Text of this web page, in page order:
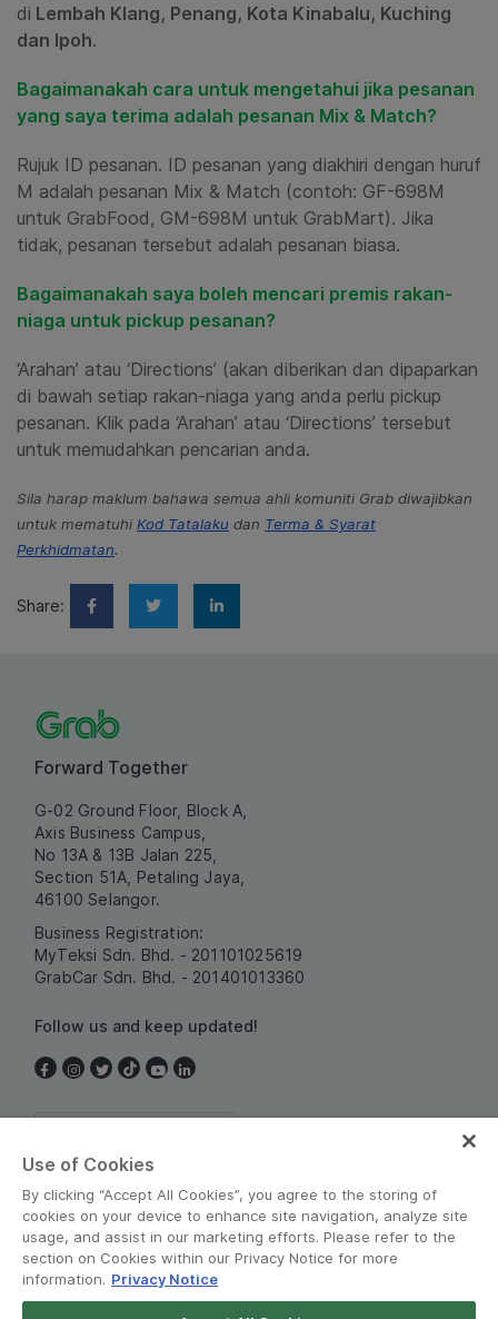
di Lembah Klang, Penang, Kota Kinabalu, Kuching
dan Ipoh.
Bagaimanakah cara untuk mengetahui jika pesanan
yang saya terima adalah pesanan Mix & Match?
Rujuk ID pesanan. ID pesanan yang diakhiri dengan huruf
M adalah pesanan Mix & Match (contoh: GF-698M
untuk GrabFood, GM-698M untuk GrabMart). Jika
tidak, pesanan tersebut adalah pesanan biasa.
Bagaimanakah saya boleh mencari premis rakan-
niaga untuk pickup pesanan?
‘Arahan’ atau ‘Directions’ (akan diberikan dan dipaparkan
di bawah setiap rakan-niaga yang anda perlu pickup
pesanan. Klik pada ‘Arahan’ atau ‘Directions’ tersebut
untuk memudahkan pencarian anda.
Sila harap maklum bahawa semua ahli komuniti Grab diwajibkan
untuk mematuhi Kod Tatalaku dan Terma & Syarat
Perkhidmatan.
Share:
Forward Together
G-02 Ground Floor, Block A,
Axis Business Campus,
No 13A & 13B Jalan 225,
Section 51A, Petaling Jaya,
46100 Selangor.
Business Registration:
MyTeksi Sdn. Bhd. - 201101025619
GrabCar Sdn. Bhd. - 201401013360
Follow us and keep updated!
Use of Cookies
By clicking “Accept All Cookies”, you agree to the storing of
cookies on your device to enhance site navigation, analyze site
usage, and assist in our marketing efforts. Please refer to the
section on Cookies within our Privacy Notice for more
information. Privacy Notice